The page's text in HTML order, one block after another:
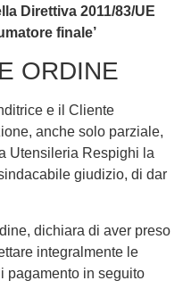
Direttiva 2011/83/UE
finale’
ORDINE
e il Cliente
anche solo parziale,
Utensileria Respighi la
giudizio, di dar
dichiara di aver preso
integralmente le
pagamento in seguito